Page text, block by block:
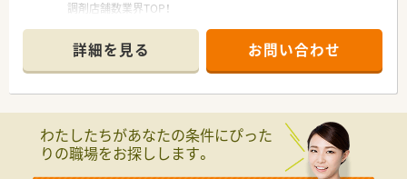
め、日々の頑張りが無駄にならずメリハリをもって働けます。
調剤店舗数業界TOP！
頑張り次第で高給与も可能！
■経験や勤務コースによりますが、経験の少ない方でも500万前
半スタートと業界TOP水準！
■職種や職域に合わせ、豊富な社内研修や外部組織と連携した研
■薬剤師が中心の会社だからこそ活躍できるキャリアパスが多
種多様に用意されています。
■店舗拡大に伴い、エリアマネジャーや営業部長等のマネジメン
詳細を見る お問い合わせ
わたしたちがあなたの条件にぴった
りの職場をお探しします。